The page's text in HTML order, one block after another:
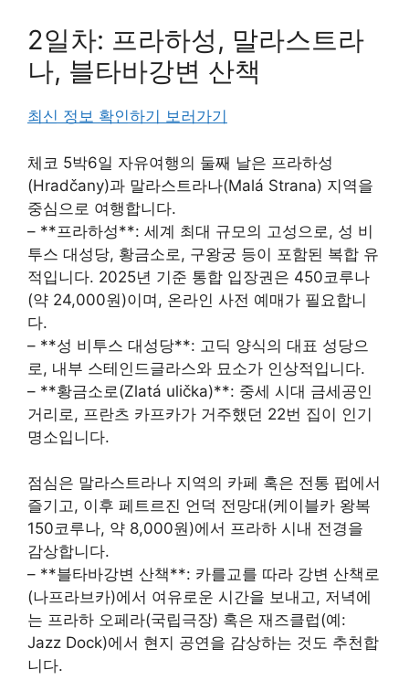
2일차: 프라하성, 말라스트라
나, 블타바강변 산책
최신 정보 확인하기 보러가기
체코 5박6일 자유여행의 둘째 날은 프라하성
(Hradčany)과 말라스트라나(Malá Strana) 지역을
중심으로 여행합니다.
– **프라하성**: 세계 최대 규모의 고성으로, 성 비
투스 대성당, 황금소로, 구왕궁 등이 포함된 복합 유
적입니다. 2025년 기준 통합 입장권은 450코루나
(약 24,000원)이며, 온라인 사전 예매가 필요합니
다.
– **성 비투스 대성당**: 고딕 양식의 대표 성당으
로, 내부 스테인드글라스와 묘소가 인상적입니다.
– **황금소로(Zlatá ulička)**: 중세 시대 금세공인
거리로, 프란츠 카프카가 거주했던 22번 집이 인기
명소입니다.
점심은 말라스트라나 지역의 카페 혹은 전통 펍에서
즐기고, 이후 페트르진 언덕 전망대(케이블카 왕복
150코루나, 약 8,000원)에서 프라하 시내 전경을
감상합니다.
– **블타바강변 산책**: 카를교를 따라 강변 산책로
(나프라브카)에서 여유로운 시간을 보내고, 저녁에
는 프라하 오페라(국립극장) 혹은 재즈클럽(예:
Jazz Dock)에서 현지 공연을 감상하는 것도 추천합
니다.